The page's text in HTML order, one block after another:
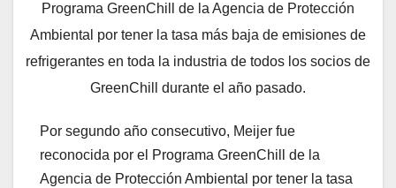
Programa GreenChill de la Agencia de Protección
Ambiental por tener la tasa más baja de emisiones de
refrigerantes en toda la industria de todos los socios de
GreenChill durante el año pasado.
Por segundo año consecutivo, Meijer fue
reconocida por el Programa GreenChill de la
Agencia de Protección Ambiental por tener la tasa